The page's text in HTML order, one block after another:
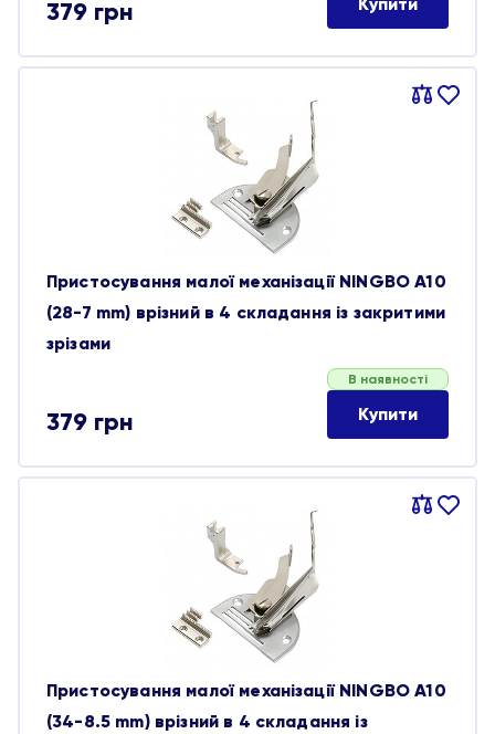
379 грн
Порівняти
В
Пристосування малої механізації NINGBO A10
(28-7 mm) врізний в 4 складання із закритими
зрізами
379 грн
В наявності
Купити
Порівняти
В
Пристосування малої механізації NINGBO A10
(34-8.5 mm) врізний в 4 складання із